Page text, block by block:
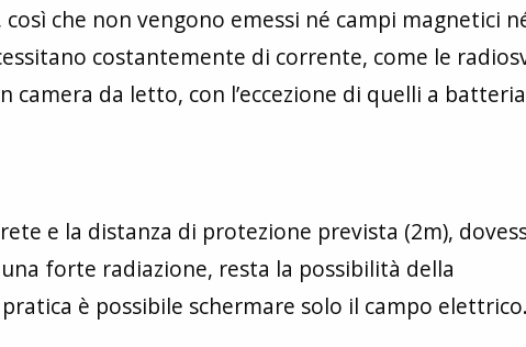
che non vengono emessi né campi magnetici
costantemente di corrente, come le
da letto, con l’eccezione di quelli a
e la distanza di protezione prevista (2m),
forte radiazione, resta la possibilità della
è possibile schermare solo il campo